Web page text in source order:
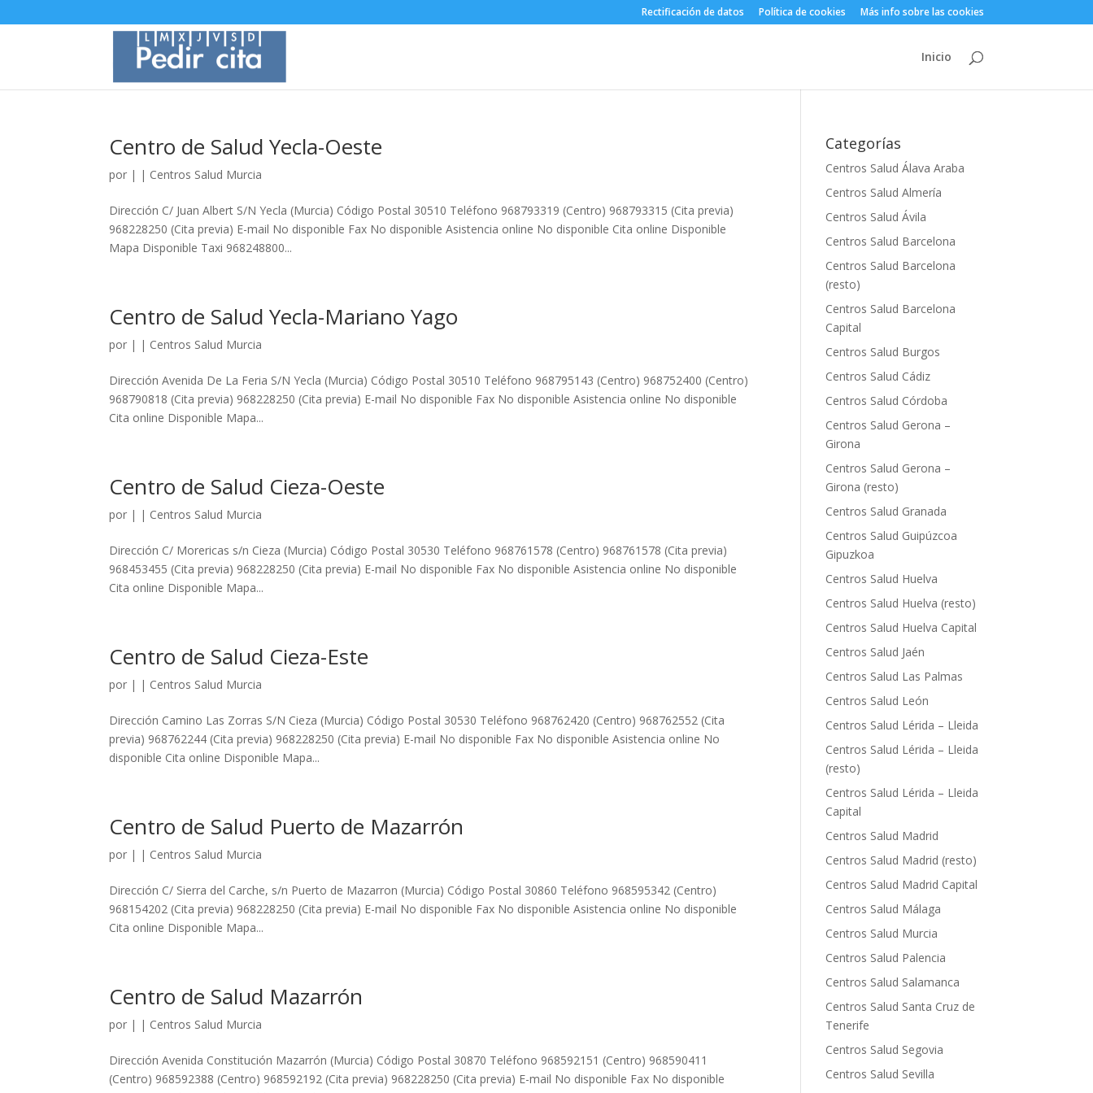
Rectificación de datos Política de cookies Más info sobre las cookies
Inicio
Centro de Salud Yecla-Oeste
por | | Centros Salud Murcia
Dirección C/ Juan Albert S/N Yecla (Murcia) Código Postal 30510 Teléfono 968793319 (Centro) 968793315 (Cita previa)
968228250 (Cita previa) E-mail No disponible Fax No disponible Asistencia online No disponible Cita online Disponible
Mapa Disponible Taxi 968248800...
Centro de Salud Yecla-Mariano Yago
por | | Centros Salud Murcia
Dirección Avenida De La Feria S/N Yecla (Murcia) Código Postal 30510 Teléfono 968795143 (Centro) 968752400 (Centro)
968790818 (Cita previa) 968228250 (Cita previa) E-mail No disponible Fax No disponible Asistencia online No disponible
Cita online Disponible Mapa...
Centro de Salud Cieza-Oeste
por | | Centros Salud Murcia
Dirección C/ Morericas s/n Cieza (Murcia) Código Postal 30530 Teléfono 968761578 (Centro) 968761578 (Cita previa)
968453455 (Cita previa) 968228250 (Cita previa) E-mail No disponible Fax No disponible Asistencia online No disponible
Cita online Disponible Mapa...
Centro de Salud Cieza-Este
por | | Centros Salud Murcia
Dirección Camino Las Zorras S/N Cieza (Murcia) Código Postal 30530 Teléfono 968762420 (Centro) 968762552 (Cita
previa) 968762244 (Cita previa) 968228250 (Cita previa) E-mail No disponible Fax No disponible Asistencia online No
disponible Cita online Disponible Mapa...
Centro de Salud Puerto de Mazarrón
por | | Centros Salud Murcia
Dirección C/ Sierra del Carche, s/n Puerto de Mazarron (Murcia) Código Postal 30860 Teléfono 968595342 (Centro)
968154202 (Cita previa) 968228250 (Cita previa) E-mail No disponible Fax No disponible Asistencia online No disponible
Cita online Disponible Mapa...
Centro de Salud Mazarrón
por | | Centros Salud Murcia
Dirección Avenida Constitución Mazarrón (Murcia) Código Postal 30870 Teléfono 968592151 (Centro) 968590411
(Centro) 968592388 (Centro) 968592192 (Cita previa) 968228250 (Cita previa) E-mail No disponible Fax No disponible
Categorías
Centros Salud Álava Araba
Centros Salud Almería
Centros Salud Ávila
Centros Salud Barcelona
Centros Salud Barcelona
(resto)
Centros Salud Barcelona
Capital
Centros Salud Burgos
Centros Salud Cádiz
Centros Salud Córdoba
Centros Salud Gerona –
Girona
Centros Salud Gerona –
Girona (resto)
Centros Salud Granada
Centros Salud Guipúzcoa
Gipuzkoa
Centros Salud Huelva
Centros Salud Huelva (resto)
Centros Salud Huelva Capital
Centros Salud Jaén
Centros Salud Las Palmas
Centros Salud León
Centros Salud Lérida – Lleida
Centros Salud Lérida – Lleida
(resto)
Centros Salud Lérida – Lleida
Capital
Centros Salud Madrid
Centros Salud Madrid (resto)
Centros Salud Madrid Capital
Centros Salud Málaga
Centros Salud Murcia
Centros Salud Palencia
Centros Salud Salamanca
Centros Salud Santa Cruz de
Tenerife
Centros Salud Segovia
Centros Salud Sevilla